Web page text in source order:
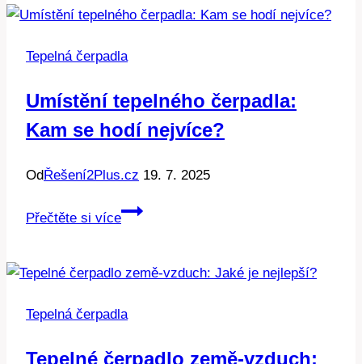
voda:
na
info
Tepelná čerpadla
Umístění tepelného čerpadla:
Kam se hodí nejvíce?
OdŘešení2Plus.cz 19. 7. 2025
Přečtěte si více
Umístění
Kam
hodí
Tepelná čerpadla
Tepelné čerpadlo země-vzduch: